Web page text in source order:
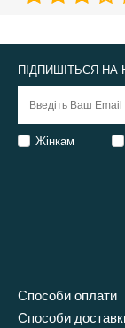
Способи оплати
Способи
ПІДПИШІТЬСЯ
Жінкам